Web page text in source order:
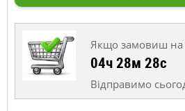
Якщо замовиш на
04ч 28м 27с
Відправимо